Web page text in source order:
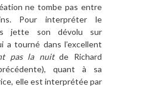
ne tombe pas entre
Pour interpréter le
jette son dévolu sur
a tourné dans l’excellent
pas la nuitde Richard
écédente), quant à sa
elle est interprétée par